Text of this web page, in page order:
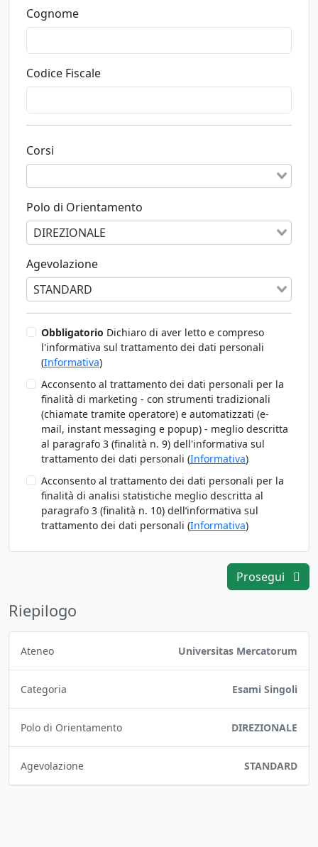
Cognome
Codice Fiscale
Corsi
Polo di Orientamento
DIREZIONALE
Agevolazione
STANDARD
Obbligatorio Dichiaro di aver letto e compreso
l'informativa sul trattamento dei dati personali
(Informativa)
Acconsento al trattamento dei dati personali per la
finalità di marketing - con strumenti tradizionali
(chiamate tramite operatore) e automatizzati (e-
mail, instant messaging e popup) - meglio descritta
al paragrafo 3 (finalità n. 9) dell'informativa sul
trattamento dei dati personali (Informativa)
Acconsento al trattamento dei dati personali per la
finalità di analisi statistiche meglio descritta al
paragrafo 3 (finalità n. 10) dell’informativa sul
trattamento dei dati personali (Informativa)
Prosegui
Riepilogo
Ateneo Universitas Mercatorum
Categoria Esami Singoli
Polo di Orientamento DIREZIONALE
Agevolazione STANDARD